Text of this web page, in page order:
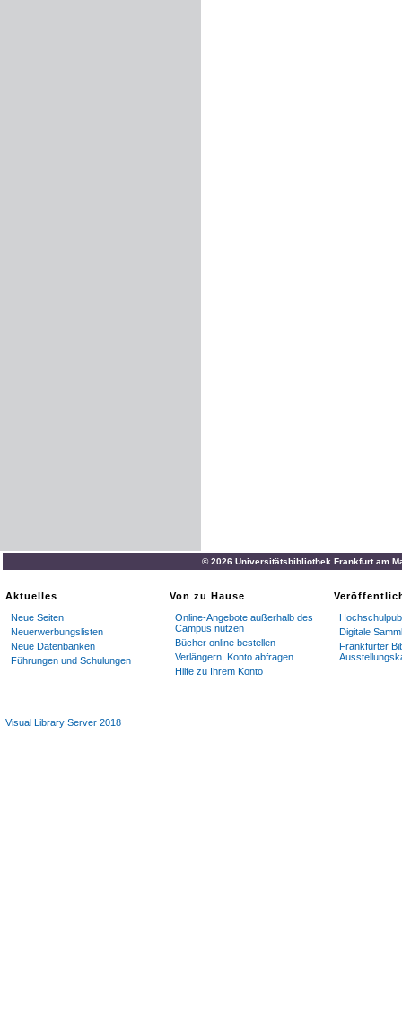
© 2026 Universitätsbibliothek Frankfurt am
Aktuelles
Neue Seiten
Neuerwerbungslisten
Neue Datenbanken
Führungen und Schulungen
Von zu Hause
Online-Angebote außerhalb des
Campus nutzen
Bücher online bestellen
Verlängern, Konto abfragen
Hilfe zu Ihrem Konto
Digitale
Frankfurter
Visual Library Server 2018